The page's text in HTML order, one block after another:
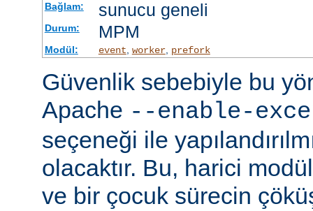
Bağlam: sunucu geneli
Durum: MPM
Modül: event worker, prefork
Güvenlik sebebiyle bu
Apache --enable-
seçeneği ile
olacaktır. Bu, harici
ve bir çocuk sürecin